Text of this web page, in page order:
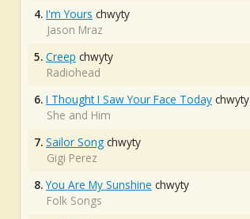
4. I'm Yours chwyty
Jason Mraz
5. Creep chwyty
Radiohead
6. I Thought I Saw Your Face Today chwyty
She and Him
7. Sailor Song chwyty
Gigi Perez
8. You Are My Sunshine chwyty
Folk Songs